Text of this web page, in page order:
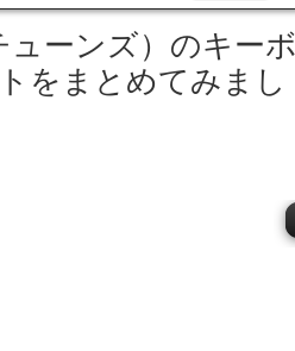
ューンズ）のキー
をまとめてみまし